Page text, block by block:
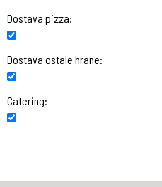
Dostava pizza:
Dostava ostale hrane:
Catering: